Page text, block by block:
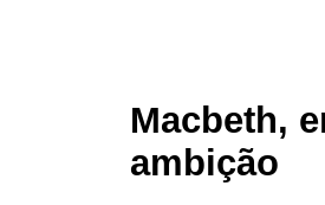
Macbeth,
ambição